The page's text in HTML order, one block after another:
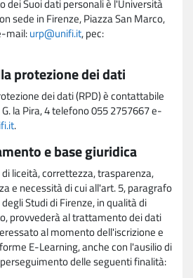
Suoi dati personali è l'Università
sede in Firenze, Piazza San Marco,
mail:urp@unifi.it, pec:
protezione dei dati
dei dati (RPD) è contattabile
la Pira, 4 telefono 055 2757667 e-
.
e base giuridica
liceità, correttezza, trasparenza,
e necessità di cui all'art. 5, paragrafo
Studi di Firenze, in qualità di
provvederà al trattamento dei dati
al momento dell'iscrizione e
E-Learning, anche con l'ausilio di
delle seguenti finalità: